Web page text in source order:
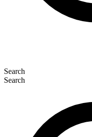
Search
Search